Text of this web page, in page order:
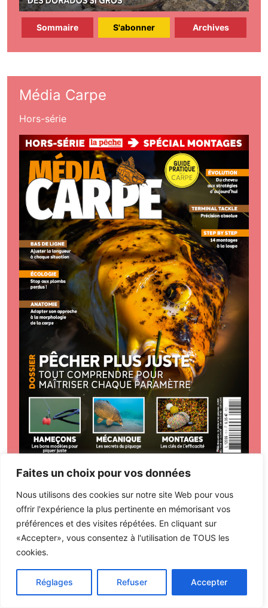
Faites un choix pour vos données
Nous utilisons des cookies sur notre site Web pour vous
offrir l'expérience la plus pertinente en mémorisant vos
préférences et des visites répétées. En cliquant sur
«Accepter», vous consentez à l'utilisation de TOUS les
cookies.
Réglages Refuser Accepter
Sommaire S'abonner Archives
Média Carpe
Hors-série
Sommaire Commander